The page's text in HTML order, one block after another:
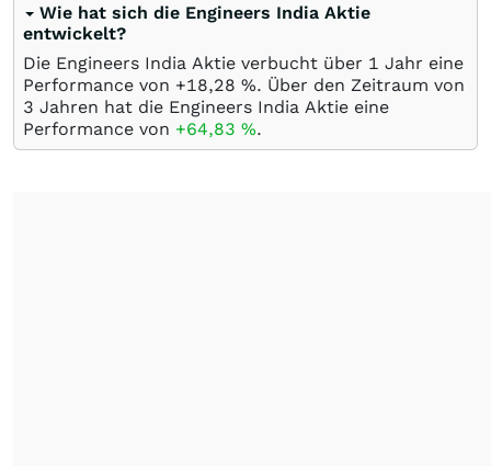
Wie hat sich die Engineers India Aktie
entwickelt?
Die Engineers India Aktie verbucht über 1 Jahr eine
Performance von +18,28 %. Über den Zeitraum von
3 Jahren hat die Engineers India Aktie eine
Performance von +64,83 %.